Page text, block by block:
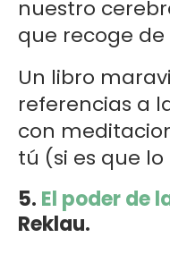
nuestro
que recoge
Un libro
referencias a
con
tú (si es que
5. El poder de
Reklau.